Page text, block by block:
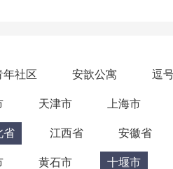
年社区 安歆公寓 逗
天津市 上海市
省 江西省 安徽省
黄石市 十堰市